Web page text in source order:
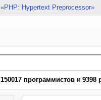
«PHP: Hypertext Preprocessor»
150017 программистов и 9398